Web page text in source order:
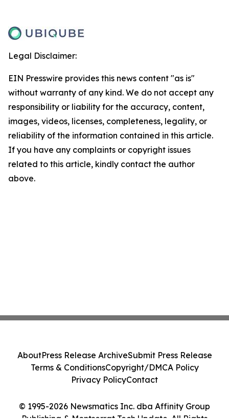
Legal Disclaimer:
EIN Presswire provides this news content "as is"
without warranty of any kind. We do not accept any
responsibility or liability for the accuracy, content,
images, videos, licenses, completeness, legality, or
reliability of the information contained in this article.
If you have any complaints or copyright issues
related to this article, kindly contact the author
above.
© 1995-2026 Newsmatics Inc. dba Affinity Group
AboutPress Release ArchiveSubmit Press Release
Terms & ConditionsCopyright/DMCA Policy
Privacy PolicyContact